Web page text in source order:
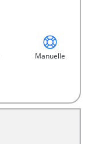
Manuelle